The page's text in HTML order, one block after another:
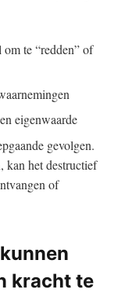
te “redden” of
eigenwaarde
gevolgen.
kan het destructief
of
kracht te